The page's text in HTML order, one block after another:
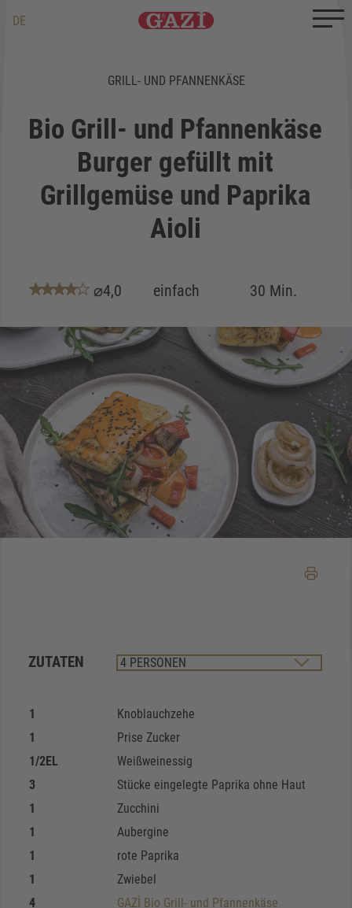
DE
GRILL- UND PFANNENKÄSE
Bio Grill- und Pfannenkäse
Burger gefüllt mit
Grillgemüse und Paprika
Aioli
⌀4,0 einfach 30 Min.
ZUTATEN
1
Knoblauchzehe
1
Prise Zucker
1/2EL
Weißweinessig
3
Stücke eingelegte Paprika ohne Haut
1
Zucchini
1
Aubergine
1
rote Paprika
1
Zwiebel
4
GAZİ Bio Grill- und Pfannenkäse